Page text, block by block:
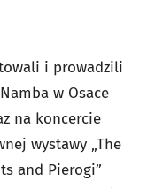
i prowadzili
w Osace
na koncercie
wystawy „The
and Pierogi”